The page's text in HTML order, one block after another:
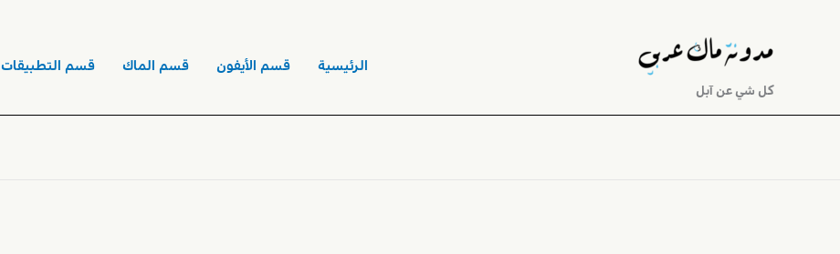
كل شي عن آبل
الرئيسية قسم الأيفون قسم الماك قسم التطبيقات